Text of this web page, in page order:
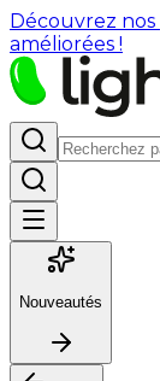
Découvrez
améliorées !
Nouveautés